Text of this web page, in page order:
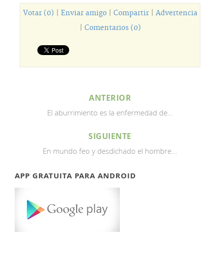
Votar (0) Enviar amigo| Compartir| Advertencia
Comentarios (0)
ANTERIOR
El aburrimiento es la enfermedad de...
SIGUIENTE
En mundo feo y desdichado el hombre...
APP GRATUITA PARA ANDROID